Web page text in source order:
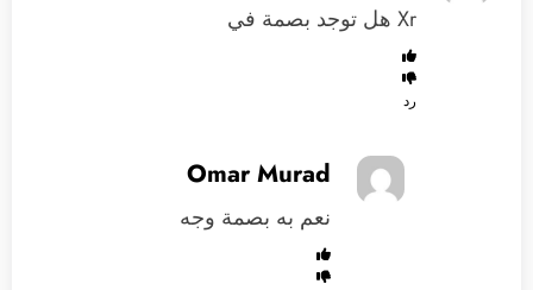
Xr هل توجد بصمة في
رد
Omar Murad
نعم به بصمة وجه